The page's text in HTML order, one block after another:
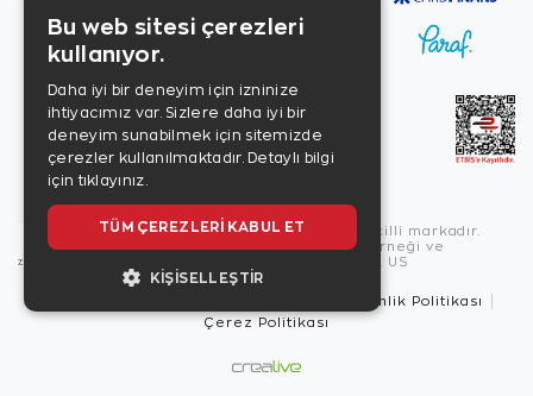
Copyright © 2026, Zen Diamond tescilli markadır.
Zen Diamond Birleşmiş Markalar Derneği ve
Turquality Destek Programı üyesidir. US
Güvenlik Politikası
Çerez Politikası
Bu web sitesi çerezleri
kullanıyor.
Daha iyi bir deneyim için izninize
ihtiyacımız var. Sizlere daha iyi bir
deneyim sunabilmek için sitemizde
çerezler kullanılmaktadır. Detaylı bilgi
için tıklayınız.
TÜM ÇEREZLERI KABUL ET
KIŞISELLEŞTIR